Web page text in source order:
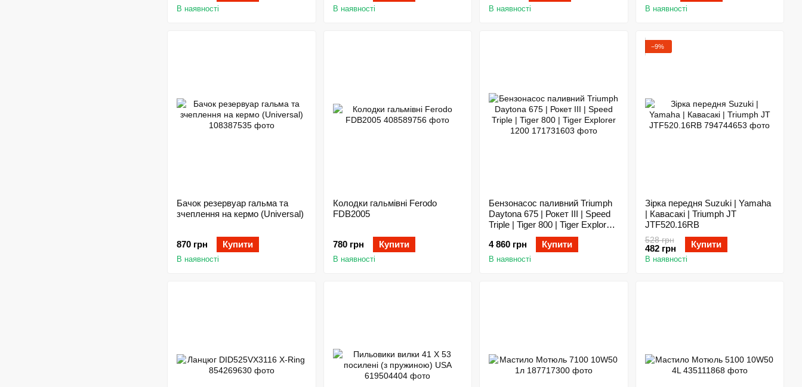
В наявності В наявності В наявності В наявності
Бачок резервуар гальма та
зчеплення на кермо (Universal)
870 грн Купити
В наявності
Колодки гальмівні Ferodo
FDB2005
780 грн Купити
В наявності
Бензонасос паливний Triumph
Daytona 675 | Рокет III | Speed
Triple | Tiger 800 | Tiger Explorer
4 860 грн
Купити
В наявності
−9%
Зірка передня Suzuki | Yamaha
| Кавасакі | Triumph JT
JTF520.16RB
528 грн
482 грн Купити
В наявності